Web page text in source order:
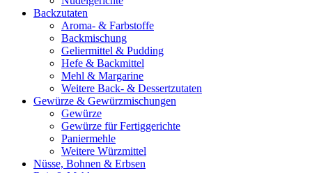
Backzutaten
Aroma- & Farbstoffe
Backmischung
Geliermittel & Pudding
Hefe & Backmittel
Mehl & Margarine
Weitere Back- & Dessertzutaten
Gewürze & Gewürzmischungen
Gewürze
Gewürze für Fertiggerichte
Paniermehle
Weitere Würzmittel
Nüsse, Bohnen & Erbsen